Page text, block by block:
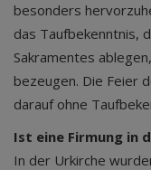
besonders
das Taufbekenntnis,
Sakramentes
bezeugen. Die Feier
darauf ohne
Ist eine Firmung in
In der Urkirche